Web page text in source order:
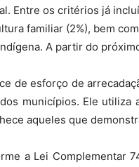
Entre os critérios já
familiar (2%), bem
A partir do
de esforço de
municípios. Ele utiliza
aqueles que
a Lei Complementar